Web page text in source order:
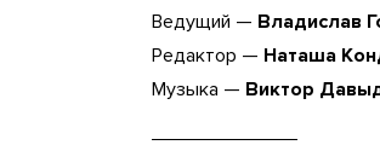
Ведущий — Владислав
Редактор — Наташа
Музыка — Виктор